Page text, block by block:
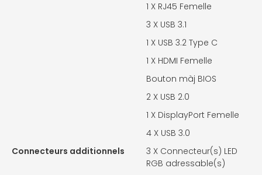
1 X RJ45 Femelle
3 X USB 3.1
1 X USB 3.2 Type C
1 X HDMI Femelle
Bouton màj BIOS
2 X USB 2.0
1 X DisplayPort Femelle
4 X USB 3.0
Connecteurs additionnels
3 X Connecteur(s) LED
RGB adressable(s)